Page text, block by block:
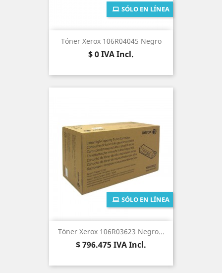
Tóner Xerox 106R04045 Negro
Precio
$ 0IVA Incl.
SÓLO EN LÍNEA
Tóner Xerox 106R03623 Negro...
Precio
$ 796.475IVA Incl.
SÓLO EN LÍNEA